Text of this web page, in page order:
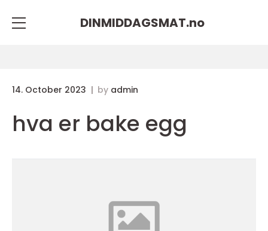
DINMIDDAGSMAT.no
14. October 2023 by admin
hva er bake egg